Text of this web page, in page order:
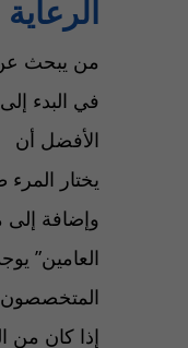
من يبحث
في البدء إلى
الأفضل أن
يختار
وإضافة إلى
العامين”
المتخصصون.
إذا كان من